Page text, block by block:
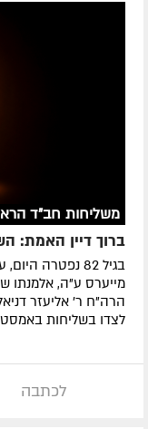
משליחות חב"ד
ברוך דיין האמת:
בגיל 82
מייערס ע"ה, אלמנתו
הרה"ח ר' אליעזר
לצדו בשליחות
לכתבה